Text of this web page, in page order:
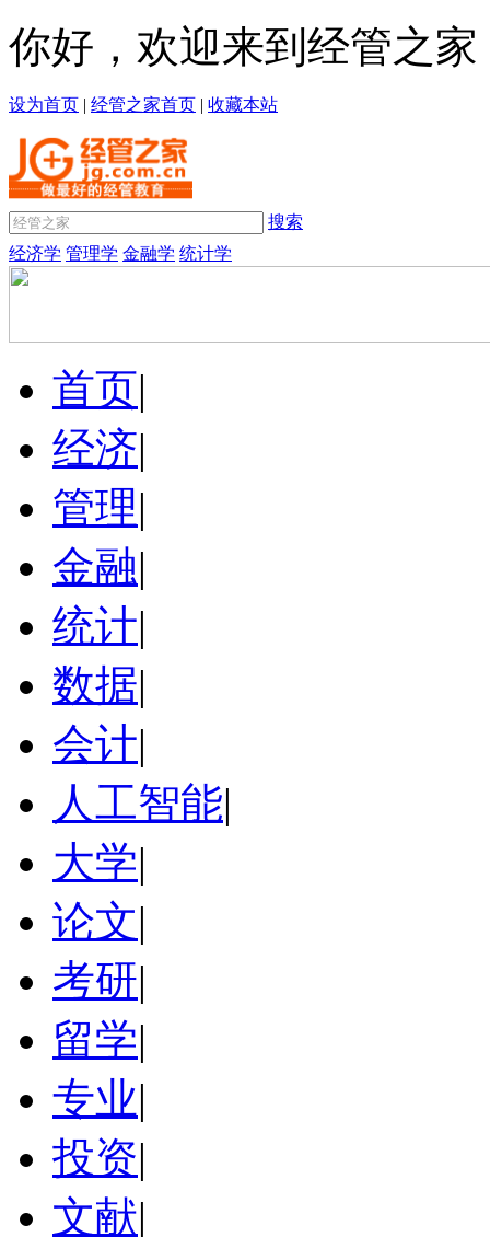
你好，欢迎来到经管之家
设为首页 | 经管之家首页 | 收藏本站
搜索
经济学 管理学 金融学 统计学
首页|
经济|
管理|
金融|
统计|
数据|
会计|
人工智能|
大学|
论文|
考研|
留学|
专业|
投资|
文献|